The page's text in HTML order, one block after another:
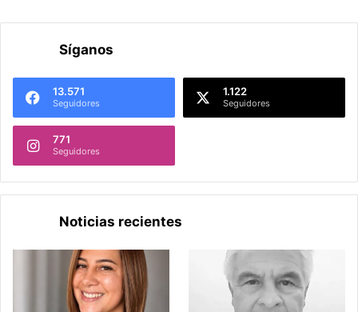
Síganos
13.571
Seguidores
1.122
Seguidores
771
Seguidores
Noticias recientes